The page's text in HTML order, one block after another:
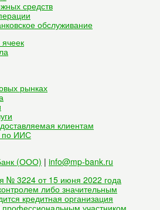
средств
обслуживание
рынках
клиентам
по ИИС
(ООО) | info@mp-bank.ru
№ 3224 от 15 июня 2022 года
либо значительным
кредитная организация